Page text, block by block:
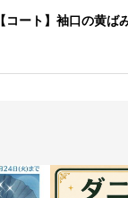
【コート】袖口の黄ば